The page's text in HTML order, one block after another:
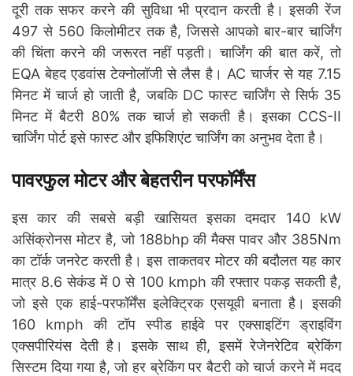
दूरी तक सफर करने की सुविधा भी प्रदान करती है। इसकी रेंज
497 से 560 किलोमीटर तक है, जिससे आपको बार-बार चार्जिंग
की चिंता करने की जरूरत नहीं पड़ती। चार्जिंग की बात करें, तो
EQA बेहद एडवांस टेक्नोलॉजी से लैस है। AC चार्जर से यह 7.15
मिनट में चार्ज हो जाती है, जबकि DC फास्ट चार्जिंग से सिर्फ 35
मिनट में बैटरी 80% तक चार्ज हो सकती है। इसका CCS-II
चार्जिंग पोर्ट इसे फास्ट और इफिशिएंट चार्जिंग का अनुभव देता है।
पावरफुल मोटर और बेहतरीन परफॉर्मेंस
इस कार की सबसे बड़ी खासियत इसका दमदार 140 kW
असिंक्रोनस मोटर है, जो 188bhp की मैक्स पावर और 385Nm
का टॉर्क जनरेट करती है। इस ताकतवर मोटर की बदौलत यह कार
मात्र 8.6 सेकंड में 0 से 100 kmph की रफ्तार पकड़ सकती है,
जो इसे एक हाई-परफॉर्मेंस इलेक्ट्रिक एसयूवी बनाता है। इसकी
160 kmph की टॉप स्पीड हाईवे पर एक्साइटिंग ड्राइविंग
एक्सपीरियंस देती है। इसके साथ ही, इसमें रेजेनरेटिव ब्रेकिंग
सिस्टम दिया गया है, जो हर ब्रेकिंग पर बैटरी को चार्ज करने में मदद